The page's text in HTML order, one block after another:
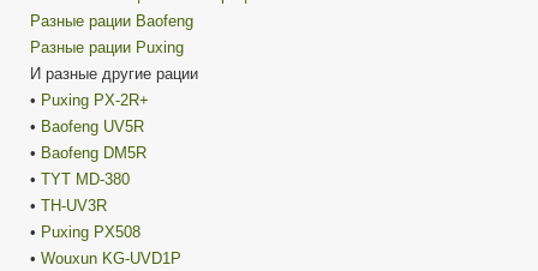
Разные рации Baofeng
Разные рации Puxing
И разные другие рации
• Puxing PX-2R+
• Baofeng UV5R
• Baofeng DM5R
• TYT MD-380
• TH-UV3R
• Puxing PX508
• Wouxun KG-UVD1P